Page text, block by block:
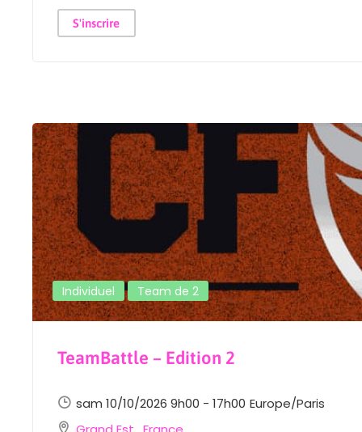
S'inscrire
Individuel Team de 2
TeamBattle – Edition 2
sam 10/10/2026 9h00 - 17h00 Europe/Paris